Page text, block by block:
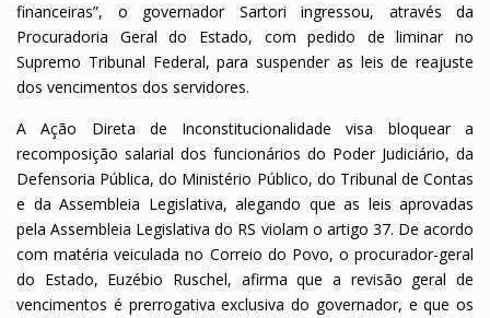
financeiras”, o governador Sartori ingressou, através da
Procuradoria Geral do Estado, com pedido de liminar no
Supremo Tribunal Federal, para suspender as leis de reajuste
dos vencimentos dos servidores.
A Ação Direta de Inconstitucionalidade visa bloquear a
recomposição salarial dos funcionários do Poder Judiciário, da
Defensoria Pública, do Ministério Público, do Tribunal de Contas
e da Assembleia Legislativa, alegando que as leis aprovadas
pela Assembleia Legislativa do RS violam o artigo 37. De acordo
com matéria veiculada no Correio do Povo, o procurador-geral
do Estado, Euzébio Ruschel, afirma que a revisão geral de
vencimentos é prerrogativa exclusiva do governador, e que os